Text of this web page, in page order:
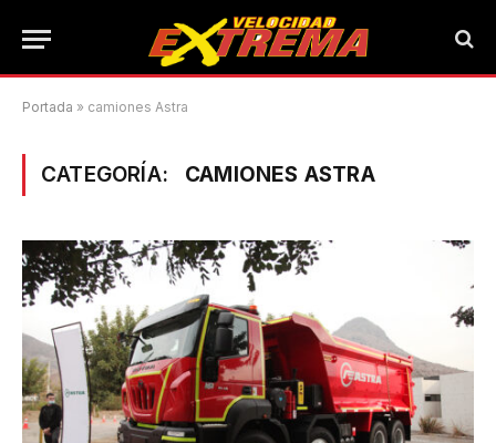
Portada » camiones Astra
CATEGORÍA: CAMIONES ASTRA